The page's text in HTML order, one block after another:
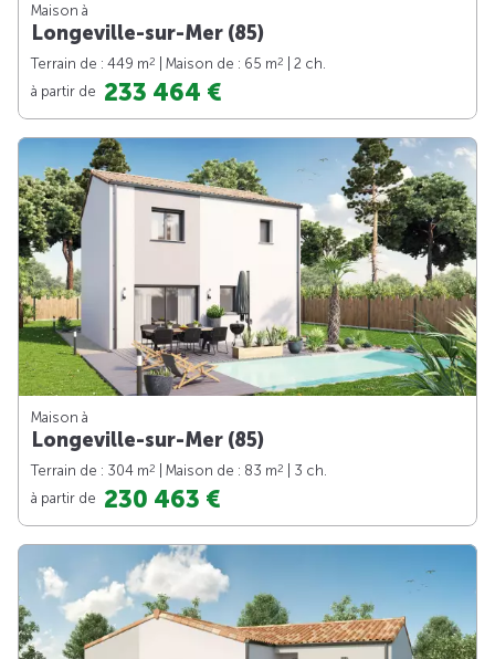
Maison à
Longeville-sur-Mer (85)
Terrain de : 449 m2 | Maison de : 65 m2
| 2 ch.
à partir de 233 464 €
Maison à
Longeville-sur-Mer (85)
Terrain de : 304 m2 | Maison de : 83 m2
| 3 ch.
à partir de 230 463 €